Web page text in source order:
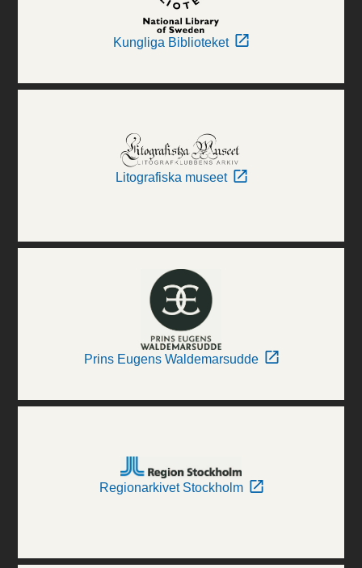
Kungliga Biblioteket
Litografiska museet
Prins Eugens Waldemarsudde
Regionarkivet Stockholm